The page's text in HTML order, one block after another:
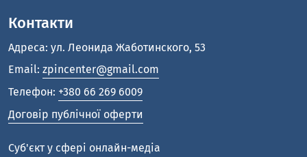
Контакти
Адреса: ул. Леонида Жаботинского, 53
Email: zpincenter@gmail.com
Телефон: +380 66 269 6009
Договір публічної оферти
Cуб'єкт у сфері онлайн-медіа